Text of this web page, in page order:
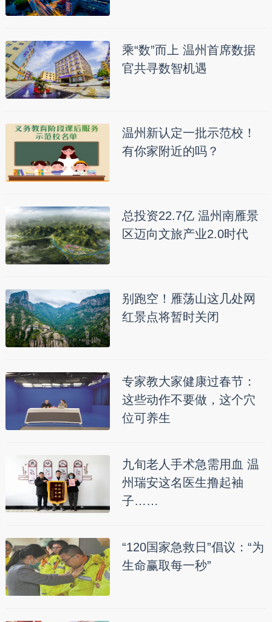
乘“数”而上 温州首席数据
官共寻数智机遇
温州新认定一批示范校！
有你家附近的吗？
总投资22.7亿 温州南雁景
区迈向文旅产业2.0时代
别跑空！雁荡山这几处网
红景点将暂时关闭
专家教大家健康过春节：
这些动作不要做，这个穴
位可养生
九旬老人手术急需用血 温
州瑞安这名医生撸起袖
子……
“120国家急救日”倡议：“为
生命赢取每一秒”